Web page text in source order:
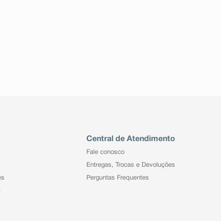
Central de Atendimento
Fale conosco
Entregas, Trocas e Devoluções
Perguntas Frequentes